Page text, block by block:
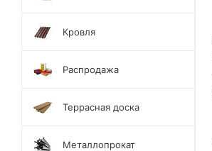
Кровля
Распродажа
Террасная доска
Металлопрокат